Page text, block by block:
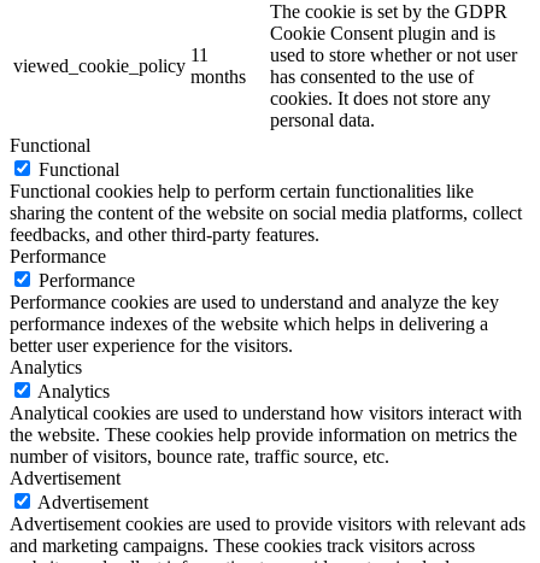
viewed_cookie_policy
11
months
The cookie is set by the GDPR
Cookie Consent plugin and is
used to store whether or not user
has consented to the use of
cookies. It does not store any
personal data.
Functional
Functional
Functional cookies help to perform certain functionalities like
sharing the content of the website on social media platforms, collect
feedbacks, and other third-party features.
Performance
Performance
Performance cookies are used to understand and analyze the key
performance indexes of the website which helps in delivering a
better user experience for the visitors.
Analytics
Analytics
Analytical cookies are used to understand how visitors interact with
the website. These cookies help provide information on metrics the
number of visitors, bounce rate, traffic source, etc.
Advertisement
Advertisement
Advertisement cookies are used to provide visitors with relevant ads
and marketing campaigns. These cookies track visitors across